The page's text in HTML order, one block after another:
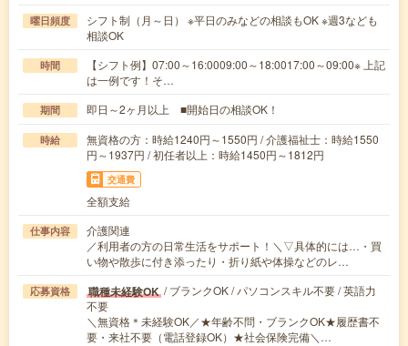
曜日頻度
シフト制（月～日） ※平日のみなどの相談もOK ※週3なども
相談OK
時間
【シフト例】07:00～16:0009:00～18:0017:00～09:00※ 上記
は一例です！そ…
期間 即日～2ヶ月以上 ■開始日の相談OK！
時給
無資格の方：時給1240円～1550円 / 介護福祉士：時給1550
円～1937円 / 初任者以上：時給1450円～1812円
交通費
全額支給
仕事内容
介護関連
／利用者の方の日常生活をサポート！＼▽具体的には…・買
い物や散歩に付き添ったり・折り紙や体操などのレ…
応募資格 職種未経験OK / ブランクOK / パソコンスキル不要 / 英語力
不要
＼無資格＊未経験OK／★年齢不問・ブランクOK★履歴書不
要・来社不要（電話登録OK）★社会保険完備＼…